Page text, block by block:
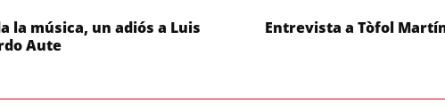
la música, un adiós a Luis
Aute
Entrevista a Tòfol